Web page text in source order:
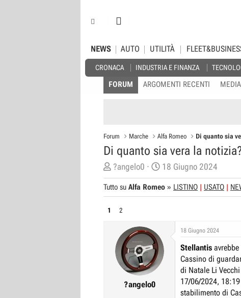
NEWS
CRONACA INDUSTRIA E FINANZA
AUTO UTILITÀ
FORUM ARGOMENTI RECENTI MEDIA
Forum Marche Alfa Romeo Di quanto sia
Di quanto sia vera la
C
r
e
e
D
?angelo0
D
a
t
I
n
i
18 Giugno 2024
Tutto su Alfa Romeo » LISTINO USATO
1 2
?angelo0
18 Giugno 2024
Stellantis
Cassino di
di Natale Li Vecchi
17/06/2024, 18:19
stabilimento di